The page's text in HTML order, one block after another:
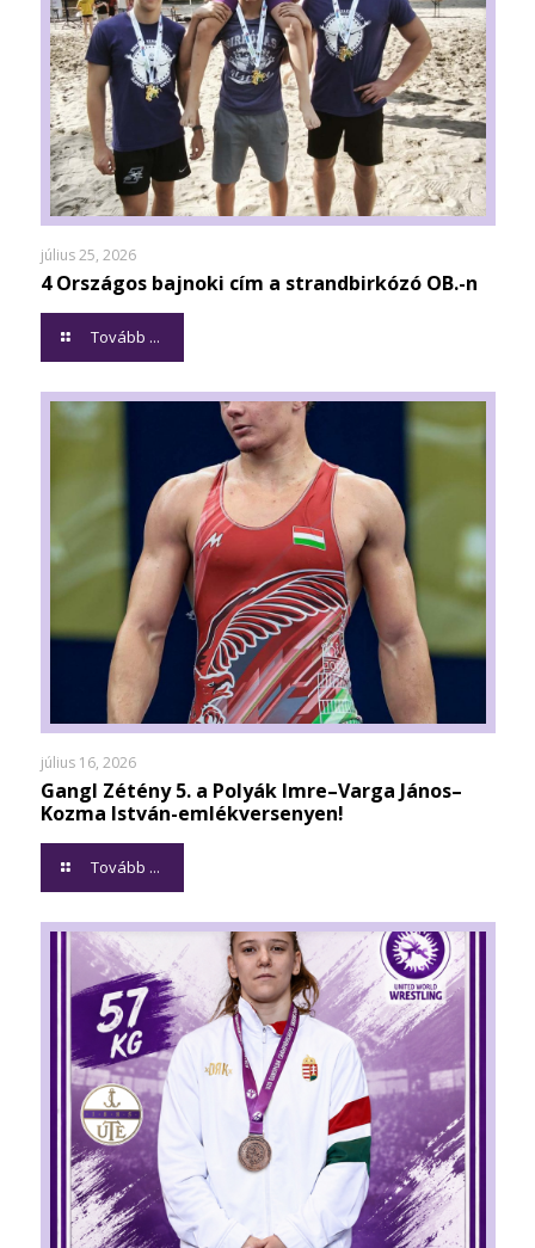
július 25, 2026
4 Országos bajnoki cím a strandbirkózó OB.-n
Tovább ...
július 16, 2026
Gangl Zétény 5. a Polyák Imre–Varga János–
Kozma István-emlékversenyen!
Tovább ...